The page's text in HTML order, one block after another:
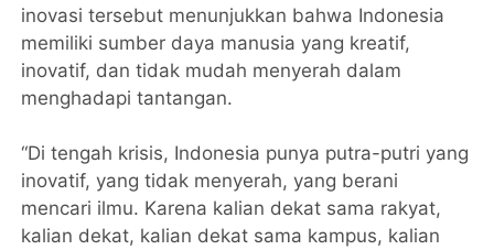
inovasi tersebut menunjukkan bahwa Indonesia
memiliki sumber daya manusia yang kreatif,
inovatif, dan tidak mudah menyerah dalam
menghadapi tantangan.
“Di tengah krisis, Indonesia punya putra-putri yang
inovatif, yang tidak menyerah, yang berani
mencari ilmu. Karena kalian dekat sama rakyat,
kalian dekat, kalian dekat sama kampus, kalian